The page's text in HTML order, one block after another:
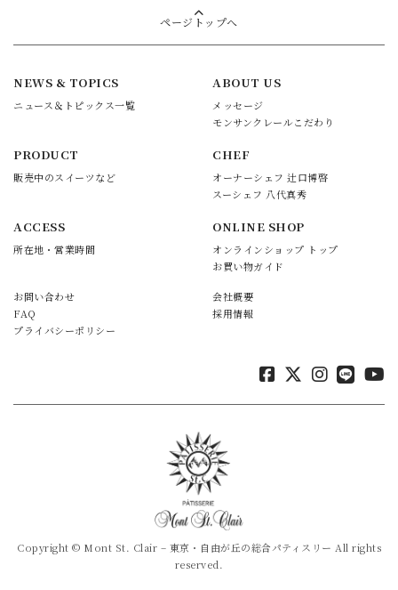
ページトップへ
NEWS & TOPICS
ニュース＆トピックス一覧
ABOUT US
メッセージ
モンサンクレールこだわり
PRODUCT
販売中のスイーツなど
CHEF
オーナーシェフ 辻口博啓
スーシェフ 八代真秀
ACCESS
所在地・営業時間
ONLINE SHOP
オンラインショップ トップ
お買い物ガイド
お問い合わせ
FAQ
プライバシーポリシー
会社概要
採用情報
Copyright © Mont St. Clair – 東京・自由が丘の総合パティスリー All rights
reserved.